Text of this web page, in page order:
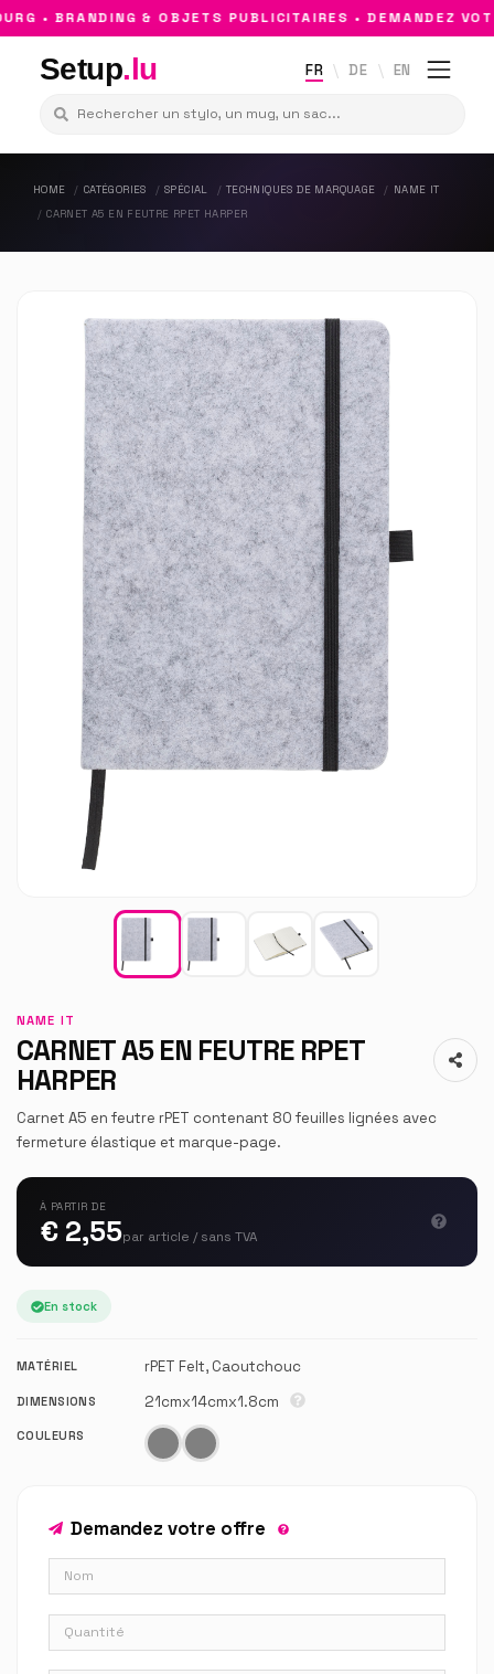
• BRANDING & OBJETS PUBLICITAIRES • DEMANDEZ
Setup.lu FR DE EN
HOME CATÉGORIES SPÉCIAL TECHNIQUES DE MARQUAGE
NAME IT
CARNET A5 EN FEUTRE RPET HARPER
NAME IT
CARNET A5 EN FEUTRE RPET
HARPER
Carnet A5 en feutre rPET contenant 80 feuilles lignées avec
fermeture élastique et marque-page.
À PARTIR DE
€ 2,55par article / sans TVA
En stock
MATÉRIEL rPET Felt, Caoutchouc
DIMENSIONS 21cmx14cmx1.8cm
COULEURS
Demandez votre offre